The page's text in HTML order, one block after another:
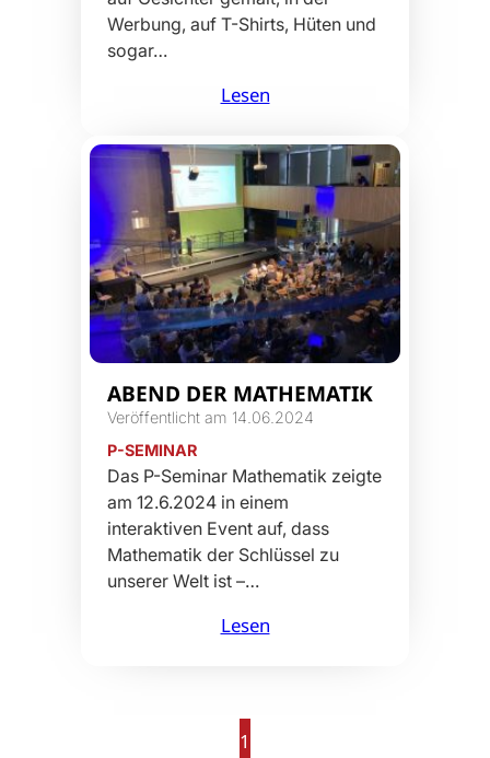
Werbung, auf T-Shirts, Hüten und
sogar…
Lesen
ABEND DER MATHEMATIK
Veröffentlicht am 14.06.2024
P-SEMINAR
Das P-Seminar Mathematik zeigte
am 12.6.2024 in einem
interaktiven Event auf, dass
Mathematik der Schlüssel zu
unserer Welt ist –…
Lesen
1